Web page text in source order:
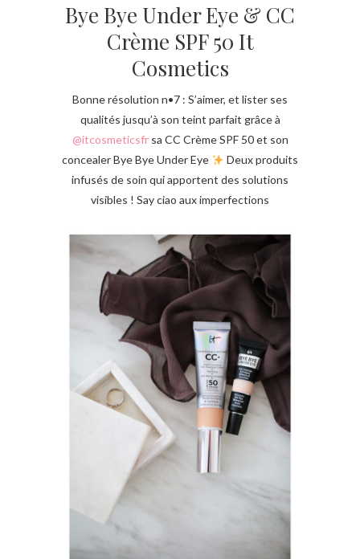
Bye Bye Under Eye & CC
Crème SPF 50 It
Cosmetics
Bonne résolution n•7 : S’aimer, et lister ses
qualités jusqu’à son teint parfait grâce à
@itcosmeticsfrsa CC Crème SPF 50 et son
concealer Bye Bye Under Eye
Deux produits
infusés de soin qui apportent des solutions
visibles ! Say ciao aux imperfections